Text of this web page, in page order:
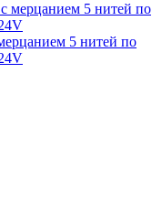
5 нитей по